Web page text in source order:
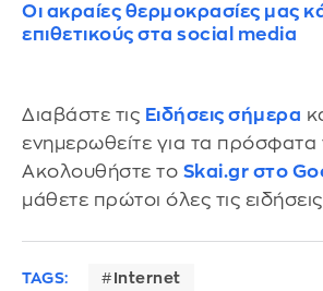
Οι ακραίες θερμοκρασίες μας
επιθετικούς στα social media
Διαβάστε τις Ειδήσεις σήμερα
ενημερωθείτε για τα πρόσφατα
Ακολουθήστε το Skai.gr στο
μάθετε πρώτοι όλες τις
TAGS: Internet